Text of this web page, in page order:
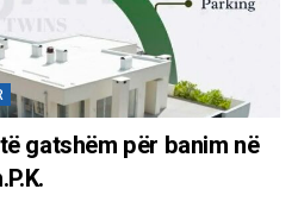
gatshëm për banim në